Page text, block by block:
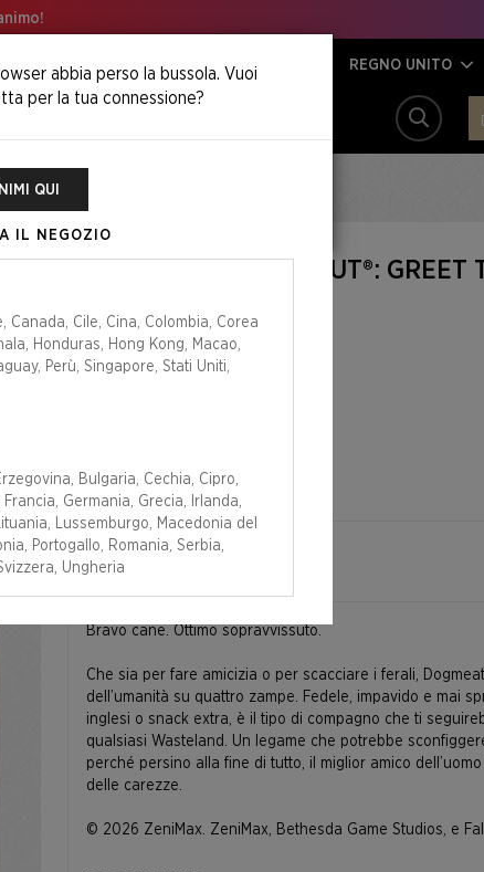
REGNO UNITO
CERCA
SECRET LAIR X FALLOUT®: GREET
Edizione
NON PIÙ DISPONIBLE
DESCRIZIONE
Bravo cane. Ottimo sopravvissuto.
Che sia per fare amicizia o per scacciare i ferali,
dell’umanità su quattro zampe. Fedele, impavido e mai
inglesi o snack extra, è il tipo di compagno che ti
qualsiasi Wasteland. Un legame che potrebbe
perché persino alla fine di tutto, il miglior amico
delle carezze.
© 2026 ZeniMax. ZeniMax, Bethesda Game Studios, e
abbia perso la bussola. Vuoi
per la tua connessione?
QUI
IL NEGOZIO
Canada, Cile, Cina, Colombia, Corea
Honduras, Hong Kong, Macao,
Perù, Singapore, Stati Uniti,
Bulgaria, Cechia, Cipro,
Germania, Grecia, Irlanda,
Lussemburgo, Macedonia del
Portogallo, Romania, Serbia,
Ungheria